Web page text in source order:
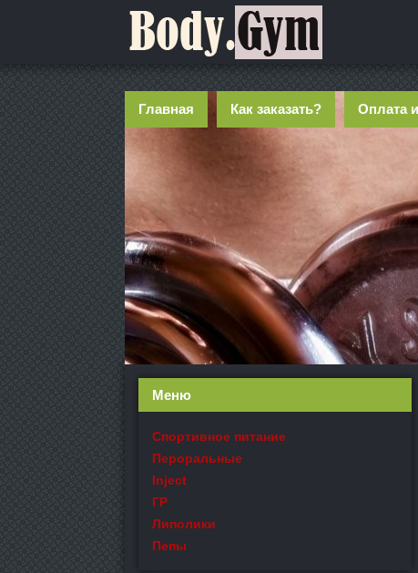
Главная Как заказать? Оплата
Меню
Спортивное питание
Пероральные
Inject
ГР
Липолики
Пепы